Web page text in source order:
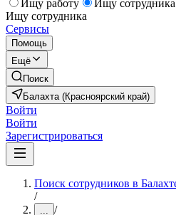
Ищу работу
Ищу сотрудника
Ищу сотрудника
Сервисы
Помощь
Ещё
Поиск
Балахта (Красноярский край)
Войти
Войти
Зарегистрироваться
Поиск сотрудников в
/
... /